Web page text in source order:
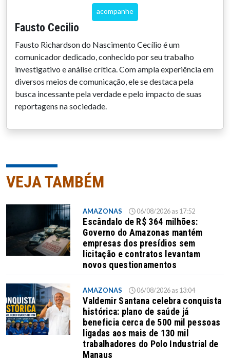
acompanhe
Fausto Cecilio
Fausto Richardson do Nascimento Cecílio é um
comunicador dedicado, conhecido por seu trabalho
investigativo e análise crítica. Com ampla experiência em
diversos meios de comunicação, ele se destaca pela
busca incessante pela verdade e pelo impacto de suas
reportagens na sociedade.
VEJA TAMBÉM
AMAZONAS 06/08/2026 as 17:52
Escândalo de R$ 364 milhões:
Governo do Amazonas mantém
empresas dos presídios sem
licitação e contratos levantam
novos questionamentos
AMAZONAS 06/08/2026 as 13:04
Valdemir Santana celebra conquista
histórica: plano de saúde já
beneficia cerca de 500 mil pessoas
ligadas aos mais de 130 mil
trabalhadores do Polo Industrial de
Manaus